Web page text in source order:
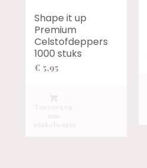
Shape it up
Premium
Celstofdeppers
1000 stuks
€ 5,95